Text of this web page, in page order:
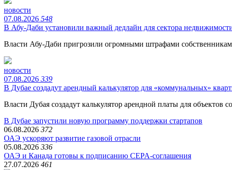
новости
07.08.2026 548
В Абу-Даби установили важный дедлайн для сектора
Власти Абу-Даби пригрозили огромными штрафами
новости
07.08.2026 339
​В Дубае создадут арендный калькулятор для «коммунальных»
Власти Дубая создадут калькулятор арендной платы для объектов
В Дубае запустили новую программу поддержки стартапов
06.08.2026 372
​ОАЭ ускоряют развитие газовой отрасли
05.08.2026 336
ОАЭ и Канада готовы к подписанию CEPA-соглашения
27.07.2026 461